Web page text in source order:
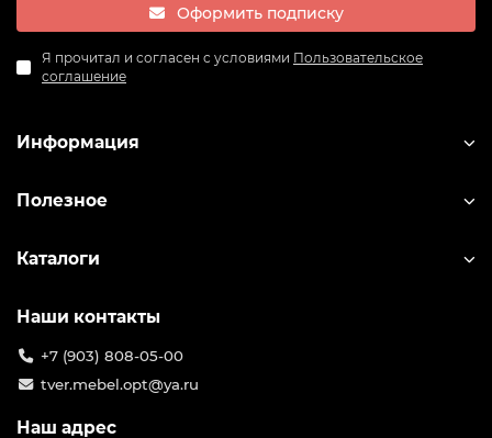
Оформить подписку
Я прочитал и согласен с условиями Пользовательское
соглашение
Информация
Полезное
Каталоги
Наши контакты
+7 (903) 808-05-00
tver.mebel.opt@ya.ru
Наш адрес